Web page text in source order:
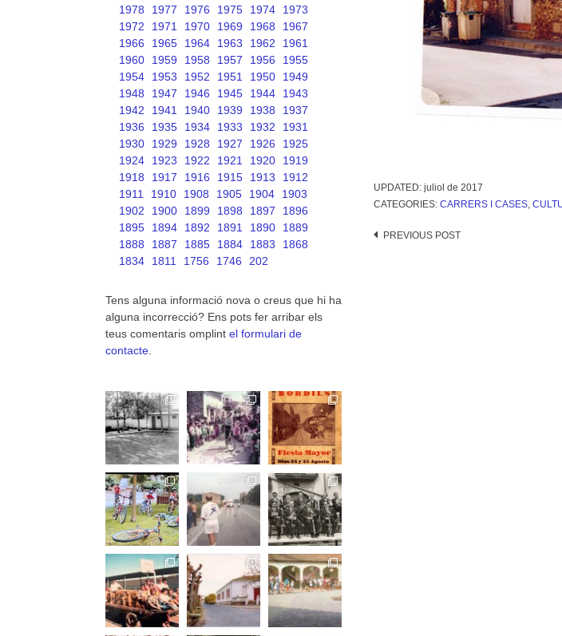
UPDATED: juliol de 2017
CATEGORIES: CARRERS I CASES,
Post
PREVIOUS POST
1978
1977 1976 1975 1974
1973
1972
1971 1970 1969 1968
1967
1966
1965 1964 1963 1962
1961
1960
1959 1958 1957 1956
1955
1954
1953 1952 1951 1950
1949
1948
1947 1946 1945 1944
1943
1942
1941 1940 1939 1938
1937
1936
1935 1934 1933 1932
1931
1930
1929 1928 1927 1926
1925
1924
1923 1922 1921 1920
1919
1918
1917 1916 1915 1913
1912
1911
1910 1908 1905 1904
1903
1902
1900 1899 1898 1897
1896
1895
1894 1892 1891 1890
1889
1888
1887 1885 1884 1883
1868
1834
1811 1756 1746 202
Tens alguna informació nova o creus que hi ha
alguna incorrecció? Ens pots fer arribar els
teus comentaris omplint el formulari de
contacte